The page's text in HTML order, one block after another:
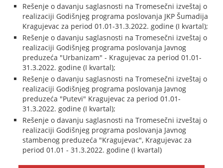
Rešenje o davanju saglasnosti na Tromesečni izveštaj o
realizaciji Godišnjeg programa poslovanja JKP Šumadija
Kragujevac za period 01.01-31.3.2022. godine (I kvartal);
Rešenje o davanju saglasnosti na Tromesečni izveštaj o
realizaciji Godišnjeg programa poslovanja Javnog
preduzeća "Urbanizam" - Kragujevac za period 01.01-
31.3.2022. godine (I kvartal);
Rešenje o davanju saglasnosti na Tromesečni izveštaj o
realizaciji Godišnjeg programa poslovanja Javnog
preduzeća "Putevi" Kragujevac za period 01.01-
31.3.2022. godine (I kvartal);
Rešenje o davanju saglasnosti na Tromesečni izveštaj o
realizaciji Godišnjeg programa poslovanja Javnog
stambenog preduzeća "Kragujevac", Kragujevac za
period 01.01 - 31.3.2022. godine (I kvartal)